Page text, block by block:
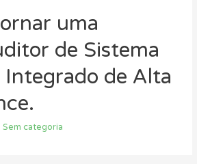
uma
de Sistema
Integrado de Alta
Sem categoria